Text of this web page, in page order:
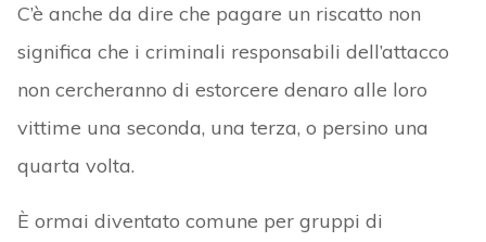
C’è anche da dire che pagare un riscatto non
significa che i criminali responsabili dell’attacco
non cercheranno di estorcere denaro alle loro
vittime una seconda, una terza, o persino una
quarta volta.
È ormai diventato comune per gruppi di